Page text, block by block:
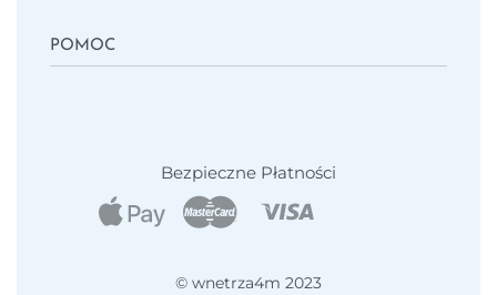
POMOC
Dziękujemy za subskrypcję
Bezpieczne Płatności
© wnetrza4m 2023